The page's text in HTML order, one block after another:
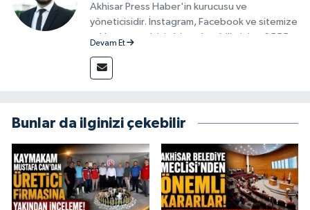
Akhisar Press Haber'in kurucusu ve
yöneticisidir. İnstagram, Facebook ve sitemize
reklam vermek için bize ulaşabilirsiniz - 0555
Devam Et
Bunlar da ilginizi çekebilir